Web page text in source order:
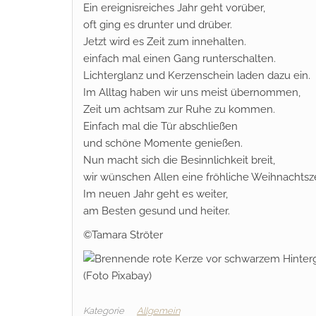
Ein ereignisreiches Jahr geht vorüber,
oft ging es drunter und drüber.
Jetzt wird es Zeit zum innehalten.
einfach mal einen Gang runterschalten.
Lichterglanz und Kerzenschein laden dazu ein.
Im Alltag haben wir uns meist übernommen,
Zeit um achtsam zur Ruhe zu kommen.
Einfach mal die Tür abschließen
und schöne Momente genießen.
Nun macht sich die Besinnlichkeit breit,
wir wünschen Allen eine fröhliche
Im neuen Jahr geht es weiter,
am Besten gesund und heiter.
©Tamara Ströter
(Foto Pixabay)
Kategorie Allgemein